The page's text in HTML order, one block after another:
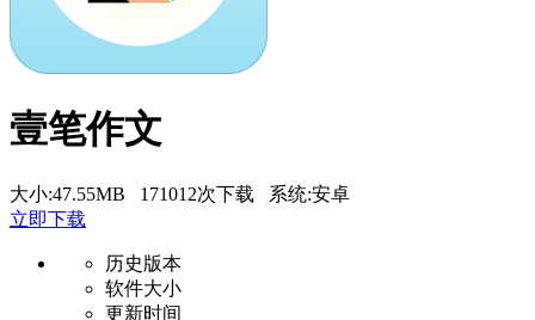
壹笔作文
大小:47.55MB 171012次下载 系统:安卓
立即下载
历史版本
软件大小
更新时间